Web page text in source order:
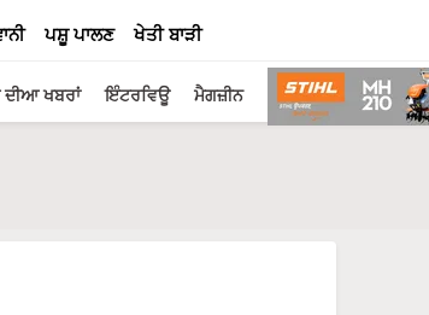
ਪਸ਼ੂ ਪਾਲਣ ਖੇਤੀ ਬਾੜੀ
ਦੀਆ ਖਬਰਾਂ ਇੰਟਰਵਿਊ ਮੈਗਜ਼ੀਨ